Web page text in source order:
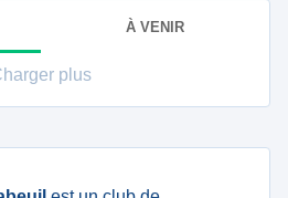
À VENIR
plus